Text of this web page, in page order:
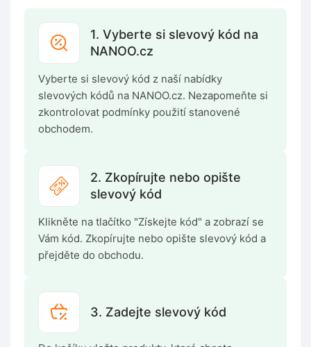
1. Vyberte si slevový kód na
NANOO.cz
Vyberte si slevový kód z naší nabídky
slevových kódů na NANOO.cz. Nezapomeňte si
zkontrolovat podmínky použití stanovené
obchodem.
2. Zkopírujte nebo opište
slevový kód
Klikněte na tlačítko "Získejte kód" a zobrazí se
Vám kód. Zkopírujte nebo opište slevový kód a
přejděte do obchodu.
3. Zadejte slevový kód